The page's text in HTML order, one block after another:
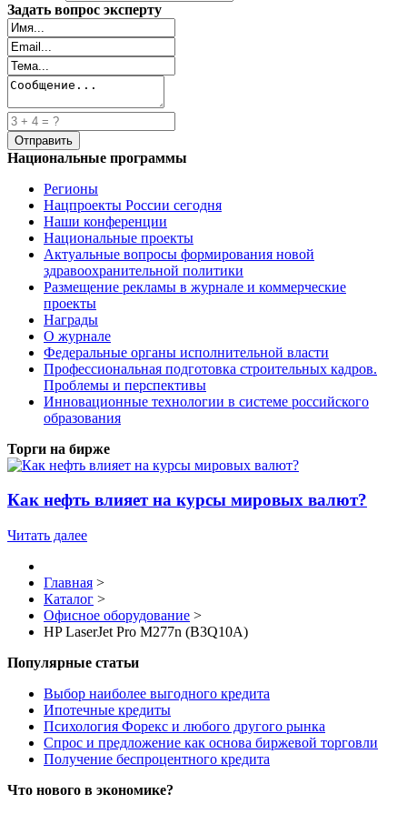
Задать вопрос эксперту
Национальные программы
Регионы
Нацпроекты России сегодня
Наши конференции
Национальные проекты
Актуальные вопросы формирования новой
здравоохранительной политики
Размещение рекламы в журнале и коммерческие
проекты
Награды
О журнале
Федеральные органы исполнительной власти
Профессиональная подготовка строительных кадров.
Проблемы и перспективы
Инновационные технологии в системе российского
образования
Торги на бирже
Как нефть влияет на курсы мировых валют?
Читать далее
Главная >
Каталог >
Офисное оборудование >
HP LaserJet Pro M277n (B3Q10A)
Популярные статьи
Выбор наиболее выгодного кредита
Ипотечные кредиты
Психология Форекс и любого другого рынка
Спрос и предложение как основа биржевой торговли
Получение беспроцентного кредита
Что нового в экономике?